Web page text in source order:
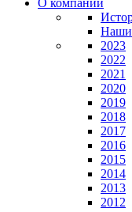
О компании
Наши
2023
2022
2021
2020
2019
2018
2017
2016
2015
2014
2013
2012